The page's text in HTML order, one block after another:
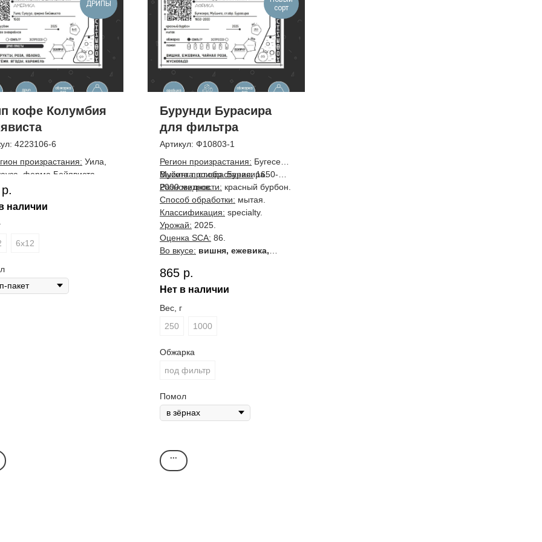
ДРИПЫ
кофе Колумбия
4223106-6
произрастания: Уила,
ферма Бейявиста.
Плаза.
произрастания:
метров.
анаэробная.
specialty.
р.
наличии
6х12
сорт
Бурунди Бурасира
для фильтра
Артикул: Ф10803-1
Регион произрастания: Бугесера,
Муйинга, ст.обр. Бурасира.
Высота произрастания:1650-
2000 метров.
Разновидности: красный бурбон.
Способ обработки: мытая.
Классификация: specialty.
Урожай: 2025.
Оценка SCA: 86.
Во вкусе: вишня, ежевика,
865 р.
Нет в наличии
Вес, г
250
1000
Обжарка
под фильтр
Помол
...